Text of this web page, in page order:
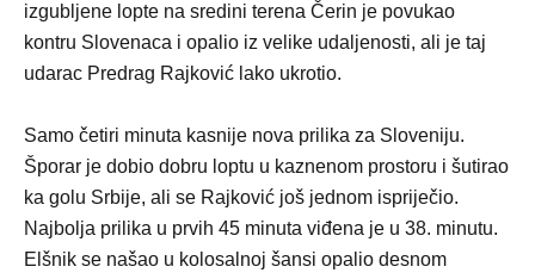
izgubljene lopte na sredini terena Čerin je povukao
kontru Slovenaca i opalio iz velike udaljenosti, ali je taj
udarac Predrag Rajković lako ukrotio.
Samo četiri minuta kasnije nova prilika za Sloveniju.
Šporar je dobio dobru loptu u kaznenom prostoru i šutirao
ka golu Srbije, ali se Rajković još jednom ispriječio.
Najbolja prilika u prvih 45 minuta viđena je u 38. minutu.
Elšnik se našao u kolosalnoj šansi opalio desnom